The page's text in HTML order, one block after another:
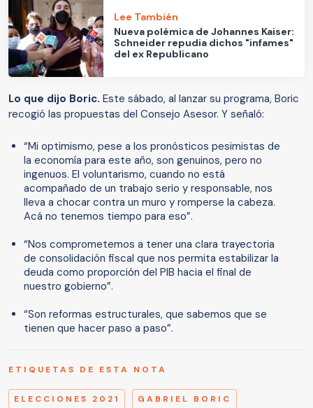
Lee También
Nueva polémica de Johannes Kaiser:
Schneider repudia dichos "infames"
del ex Republicano
Lo que dijo Boric. Este sábado, al lanzar su programa, Boric
recogió las propuestas del Consejo Asesor. Y señaló:
“Mi optimismo, pese a los pronósticos pesimistas de
la economía para este año, son genuinos, pero no
ingenuos. El voluntarismo, cuando no está
acompañado de un trabajo serio y responsable, nos
lleva a chocar contra un muro y romperse la cabeza.
Acá no tenemos tiempo para eso”.
“Nos comprometemos a tener una clara trayectoria
de consolidación fiscal que nos permita estabilizar la
deuda como proporción del PIB hacia el final de
nuestro gobierno”.
“Son reformas estructurales, que sabemos que se
tienen que hacer paso a paso”.
ETIQUETAS DE ESTA NOTA
ELECCIONES 2021 GABRIEL BORIC